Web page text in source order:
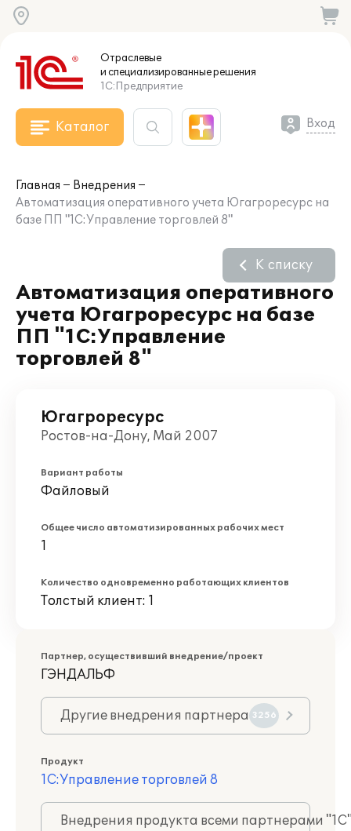
Отраслевые
и специализированныерешения
1С:Предприятие
Каталог Вход
Главная
Внедрения
Автоматизация оперативного учета Югагроресурс на
базе ПП "1С:Управление торговлей 8"
Автоматизация оперативного
учета Югагроресурс на базе
ПП "1С:Управление
торговлей 8"
К списку
Югагроресурс
Ростов-на-Дону, Май 2007
Вариант работы
Файловый
Общее число автоматизированных рабочих мест
1
Количество одновременно работающих клиентов
Толстый клиент: 1
Партнер, осуществивший внедрение/проект
ГЭНДАЛЬФ
Другие внедрения партнера 3256
Продукт
1С:Управление торговлей 8
Внедрения продукта всеми партнерами